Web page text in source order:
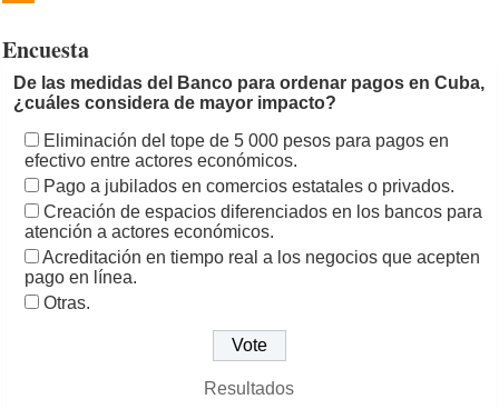
Encuesta
De las medidas del Banco para ordenar pagos en Cuba,
¿cuáles considera de mayor impacto?
Eliminación del tope de 5 000 pesos para pagos en
efectivo entre actores económicos.
Pago a jubilados en comercios estatales o privados.
Creación de espacios diferenciados en los bancos para
atención a actores económicos.
Acreditación en tiempo real a los negocios que acepten
pago en línea.
Otras.
Resultados